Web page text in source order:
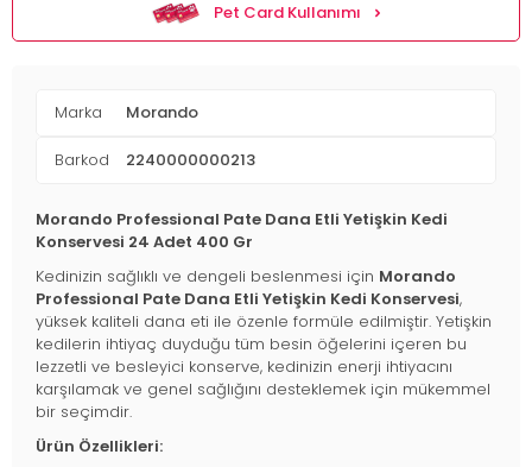
Pet Card Kullanımı
Marka Morando
Barkod 2240000000213
Morando Professional Pate Dana Etli Yetişkin Kedi
Konservesi 24 Adet 400 Gr
Kedinizin sağlıklı ve dengeli beslenmesi için Morando
Professional Pate Dana Etli Yetişkin Kedi Konservesi,
yüksek kaliteli dana eti ile özenle formüle edilmiştir. Yetişkin
kedilerin ihtiyaç duyduğu tüm besin öğelerini içeren bu
lezzetli ve besleyici konserve, kedinizin enerji ihtiyacını
karşılamak ve genel sağlığını desteklemek için mükemmel
bir seçimdir.
Ürün Özellikleri: